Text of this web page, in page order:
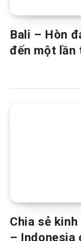
Bali – Hòn
đến một lần
Chia sẻ
– Indonesia